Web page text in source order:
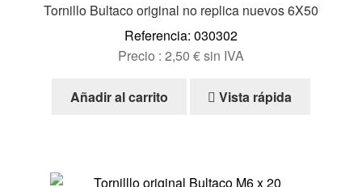
Tornillo Bultaco original no replica nuevos 6X50
Referencia: 030302
Precio : 2,50 €sin IVA
Añadir al carrito Vista rápida